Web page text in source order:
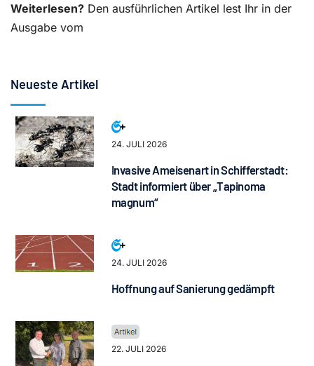
Weiterlesen? Den ausführlichen Artikel lest Ihr in der
Ausgabe vom
Neueste Artikel
24. JULI 2026
Invasive Ameisenart in Schifferstadt:
Stadt informiert über „Tapinoma
magnum“
24. JULI 2026
Hoffnung auf Sanierung gedämpft
22. JULI 2026